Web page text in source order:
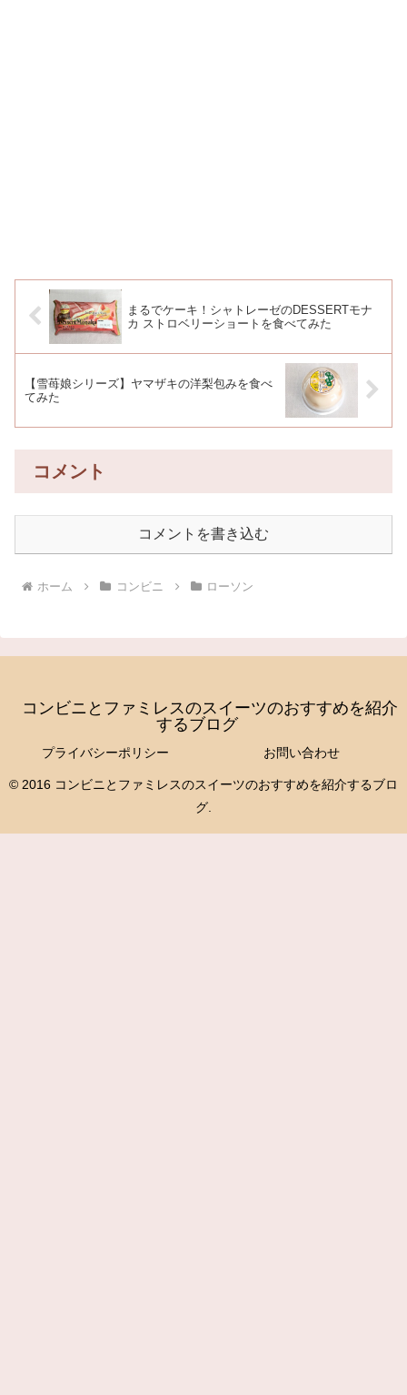
まるでケーキ！シャトレーゼのDESSERTモナ
カ ストロベリーショートを食べてみた
【雪苺娘シリーズ】ヤマザキの洋梨包みを食べ
てみた
コメント
コメントを書き込む
ホーム コンビニ ローソン
コンビニとファミレスのスイーツのおすすめを紹介
するブログ
プライバシーポリシー お問い合わせ
© 2016 コンビニとファミレスのスイーツのおすすめを紹介するブロ
グ.